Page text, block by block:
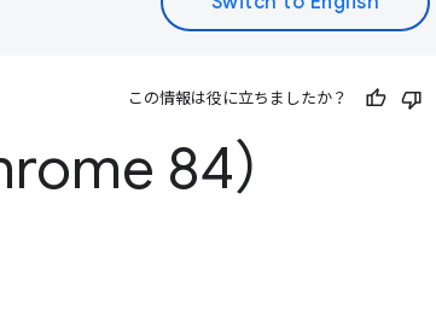
この情報は役に立ちましたか？
84）